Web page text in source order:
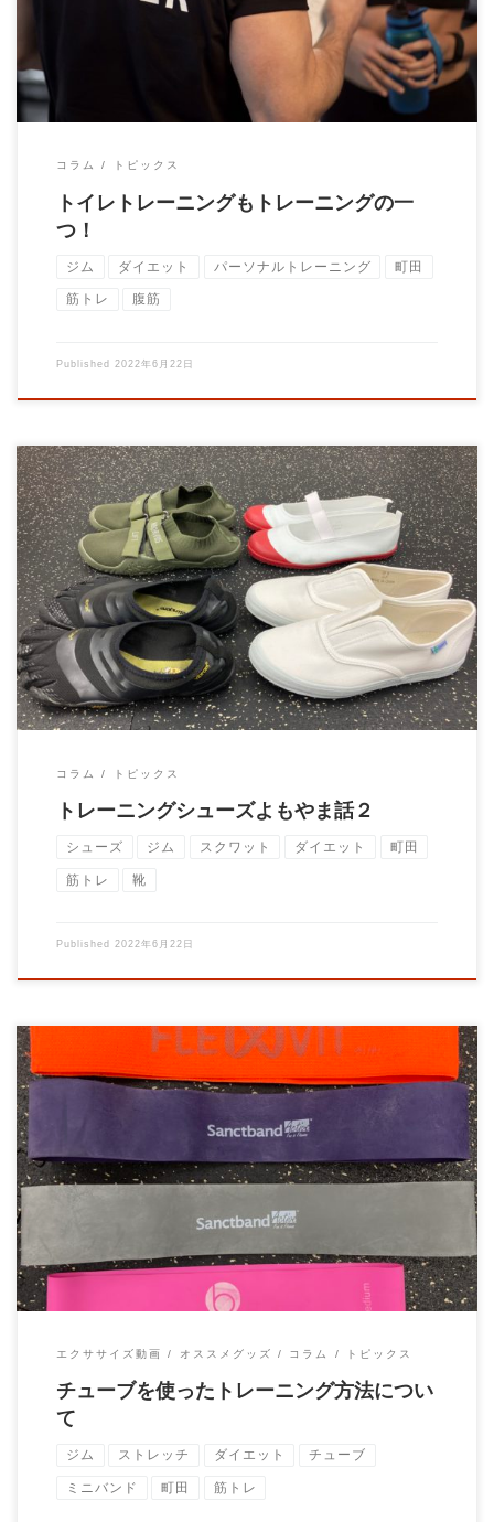
コラム トピックス
トイレトレーニングもトレーニングの一
つ！
ジム ダイエット パーソナルトレーニング 町田
筋トレ 腹筋
Published 2022年6月22日
トレーニングシューズは何のトレーニングをするかによっても種
類が変わってきます。 リフテ […]
コラム トピックス
トレーニングシューズよもやま話２
シューズ ジム スクワット ダイエット 町田
筋トレ 靴
Published 2022年6月22日
チューブトレーニングはゴムチューブを使ったトレーニング方法
です。 チューブトレーニングはトレーニング […]
エクササイズ動画 オススメグッズ コラム トピックス
チューブを使ったトレーニング方法につい
て
ジム ストレッチ ダイエット チューブ
ミニバンド 町田 筋トレ